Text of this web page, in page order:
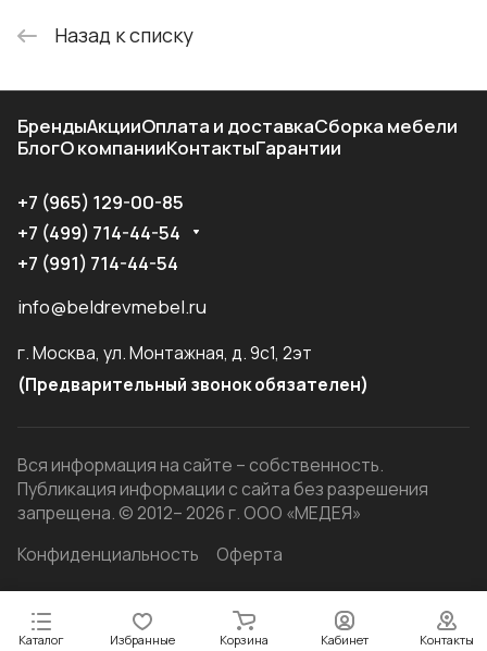
Назад к списку
Каталог Избранные Корзина Кабинет Контакты
БрендыАкцииОплата и доставкаСборка мебели
БлогО компанииКонтактыГарантии
+7 (965) 129-00-85
+7 (499) 714-44-54
+7 (991) 714-44-54
info@beldrevmebel.ru
г. Москва, ул. Монтажная, д. 9с1, 2эт
(Предварительный звонок обязателен)
Вся информация на сайте – собственность.
Публикация информации с сайта без разрешения
запрещена. © 2012– 2026 г. ООО «МЕДЕЯ»
Конфиденциальность
Оферта